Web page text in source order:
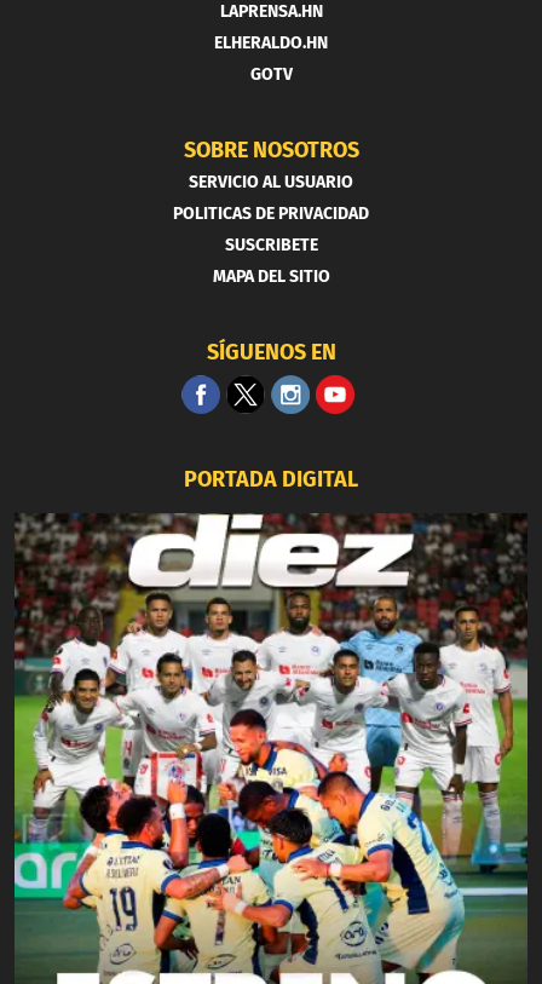
LAPRENSA.HN
ELHERALDO.HN
GOTV
SOBRE NOSOTROS
SERVICIO AL USUARIO
POLITICAS DE PRIVACIDAD
SUSCRIBETE
MAPA DEL SITIO
SÍGUENOS EN
PORTADA DIGITAL